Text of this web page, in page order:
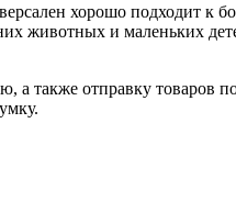
хорошо подходит к
животных и маленьких
также отправку товаров